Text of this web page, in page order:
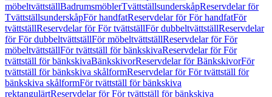
möbeltvättställBadrumsmöblerTvättställsunderskåpReservdelar för
TvättställsunderskåpFör handfatReservdelar för För handfatFör
tvättställReservdelar för För tvättställFör dubbeltvättställReservdelar
för För dubbeltvättställFör möbeltvättställReservdelar för För
möbeltvättställFör tvättställ för bänkskivaReservdelar för För
tvättställ för bänkskivaBänkskivorReservdelar för BänkskivorFör
tvättställ för bänkskiva skålformReservdelar för För tvättställ för
bänkskiva skålformFör tvättställ för bänkskiva
rektangulärtReservdelar för För tvättställ för bänkskiva